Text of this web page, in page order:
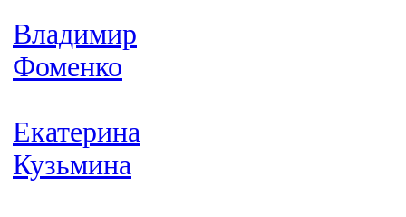
Владимир
Фоменко
Екатерина
Кузьмина